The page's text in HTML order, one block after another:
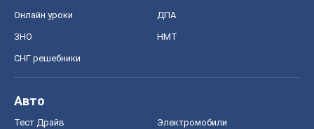
Онлайн уроки ДПА
ЗНО НМТ
СНГ решебники
Авто
Тест Драйв Электромобили